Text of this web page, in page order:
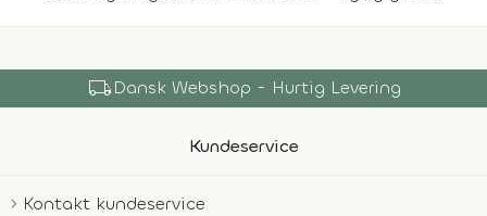
local_shippingDansk Webshop - Hurtig Levering
Kundeservice
Kontakt kundeservice